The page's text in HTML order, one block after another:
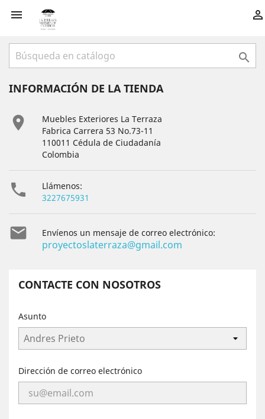
 

INFORMACIÓN DE LA TIENDA

Muebles Exteriores La Terraza
Fabrica Carrera 53 No.73-11
110011 Cédula de Ciudadanía
Colombia

Llámenos:
3227675931
 Envíenos un mensaje de correo electrónico:
proyectoslaterraza@gmail.com
CONTACTE CON NOSOTROS
Asunto
Dirección de correo electrónico